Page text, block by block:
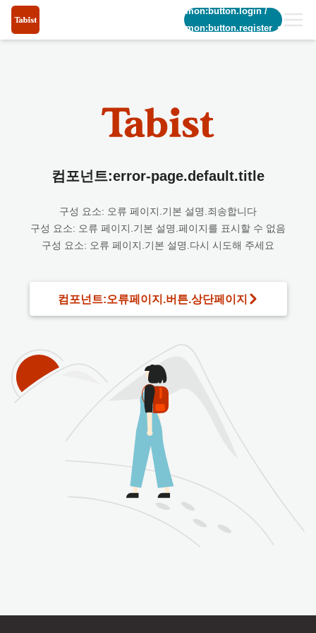
common:button.login/
common:button.register_short
컴포넌트:error-page.default.title
구성 요소: 오류 페이지.기본 설명.죄송합니다
구성 요소: 오류 페이지.기본 설명.페이지를 표시할 수 없음
구성 요소: 오류 페이지.기본 설명.다시 시도해 주세요
컴포넌트:오류페이지.버튼.상단페이지